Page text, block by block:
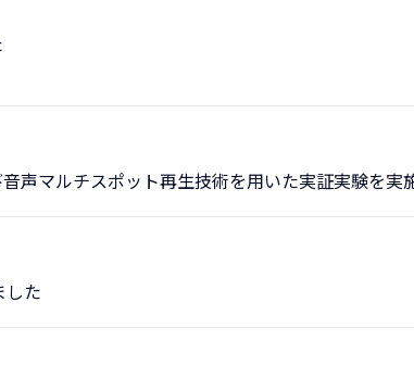
声マルチスポット再生技術を用いた実証実験を実
した